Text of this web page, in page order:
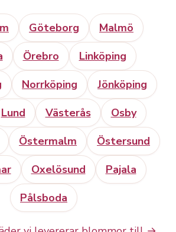
Göteborg
Malmö
Örebro
Linköping
Norrköping
Jönköping
Lund Västerås
Osby
Östermalm
Östersund
Oxelösund
Pajala
Pålsboda